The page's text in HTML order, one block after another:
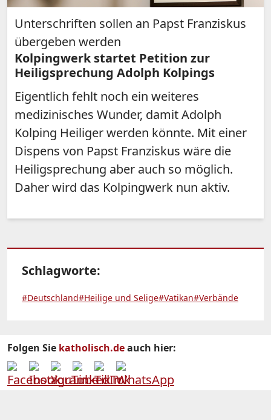
Unterschriften sollen an Papst Franziskus
übergeben werden
Kolpingwerk startet Petition zur
Heiligsprechung Adolph Kolpings
Eigentlich fehlt noch ein weiteres
medizinisches Wunder, damit Adolph
Kolping Heiliger werden könnte. Mit einer
Dispens von Papst Franziskus wäre die
Heiligsprechung aber auch so möglich.
Daher wird das Kolpingwerk nun aktiv.
Schlagworte:
#Deutschland#Heilige und Selige#Vatikan#Verbände
Folgen Sie katholisch.deauch hier: